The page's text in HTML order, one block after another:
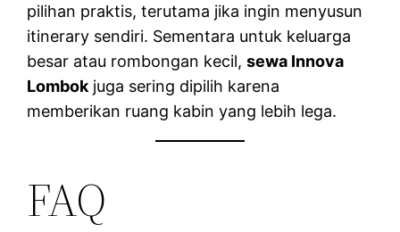
pilihan praktis, terutama jika ingin menyusun
itinerary sendiri. Sementara untuk keluarga
besar atau rombongan kecil,sewa Innova
Lombok juga sering dipilih karena
memberikan ruang kabin yang lebih lega.
FAQ